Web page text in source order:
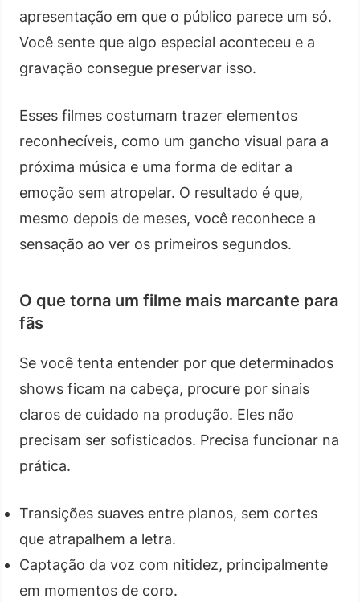
apresentação em que o público parece um só.
Você sente que algo especial aconteceu e a
gravação consegue preservar isso.
Esses filmes costumam trazer elementos
reconhecíveis, como um gancho visual para a
próxima música e uma forma de editar a
emoção sem atropelar. O resultado é que,
mesmo depois de meses, você reconhece a
sensação ao ver os primeiros segundos.
O que torna um filme mais marcante para
fãs
Se você tenta entender por que determinados
shows ficam na cabeça, procure por sinais
claros de cuidado na produção. Eles não
precisam ser sofisticados. Precisa funcionar na
prática.
Transições suaves entre planos, sem cortes
que atrapalhem a letra.
Captação da voz com nitidez, principalmente
em momentos de coro.